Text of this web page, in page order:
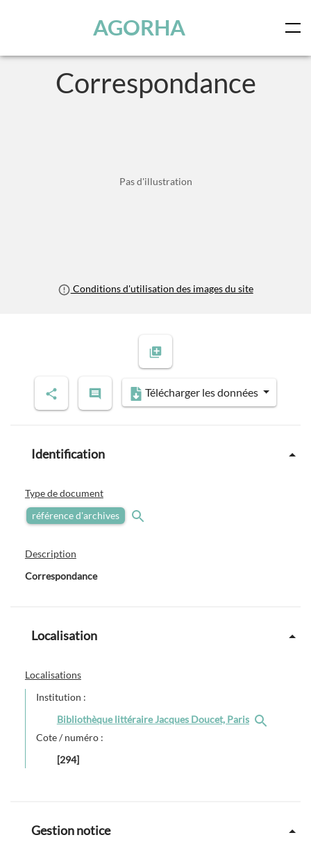
AGORHA
Correspondance
Pas d'illustration
Conditions d'utilisation des images du site
Télécharger les données
Identification
Type de document
référence d'archives
Description
Correspondance
Localisation
Localisations
Institution :
Bibliothèque littéraire Jacques Doucet, Paris
Cote / numéro :
[294]
Gestion notice